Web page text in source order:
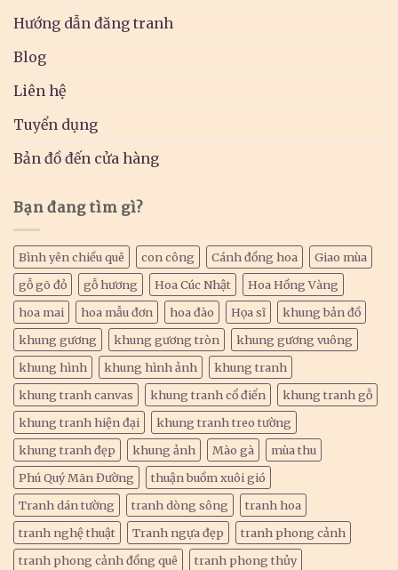
Hướng dẫn đăng tranh
Blog
Liên hệ
Tuyển dụng
Bản đồ đến cửa hàng
Bạn đang tìm gì?
Bình yên chiều quê con công Cánh đồng hoa
Giao mùa
gỗ gõ đỏ
gỗ hương Hoa Cúc Nhật
Hoa Hồng Vàng
hoa mai
hoa mẫu đơn hoa đào Họa sĩ
khung bản đồ
khung gương
khung gương tròn
khung gương vuông
khung hình
khung hình ảnh
khung tranh
khung tranh canvas
khung tranh cổ điển
khung tranh gỗ
khung tranh hiện đại
khung tranh treo tường
khung tranh đẹp
khung ảnh Mào gà
mùa thu
Phú Quý Mãn Đường
thuận buồm xuôi gió
Tranh dán tường
tranh dòng sông
tranh hoa
tranh nghệ thuật
Tranh ngựa đẹp
tranh phong cảnh
tranh phong cảnh đồng quê
tranh phong thủy